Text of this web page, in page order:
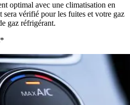
optimal avec une climatisation en
vérifié pour les fuites et votre gaz
gaz réfrigérant.